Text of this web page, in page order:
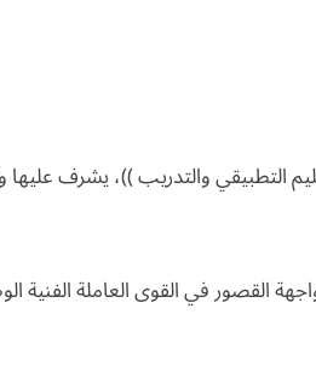
التطبيقي والتدريب ))، يشرف عليها
القصور في القوى العاملة الفنية